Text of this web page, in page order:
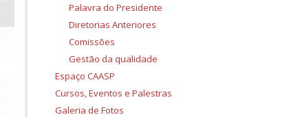
Palavra do Presidente
Diretorias Anteriores
Comissões
Gestão da qualidade
Espaço CAASP
Cursos, Eventos e Palestras
Galeria de Fotos